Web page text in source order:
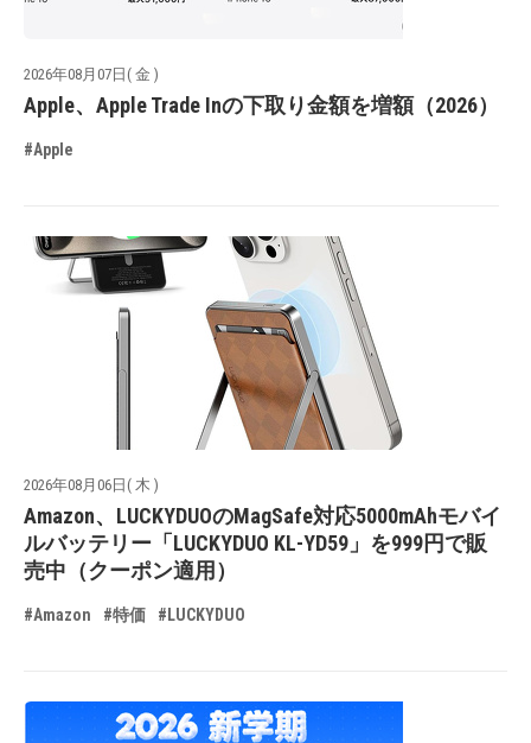
2026年08月07日( 金 )
Apple、Apple Trade Inの下取り金額を増額（2026）
#Apple
2026年08月06日( 木 )
Amazon、LUCKYDUOのMagSafe対応5000mAhモバイ
ルバッテリー「LUCKYDUO KL-YD59」を999円で販
売中（クーポン適用）
#Amazon #特価 #LUCKYDUO